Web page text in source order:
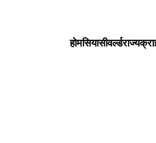
होमसियासीवर्ल्डराज्य